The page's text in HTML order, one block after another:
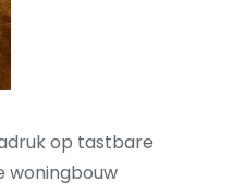
op tastbare
woningbouw